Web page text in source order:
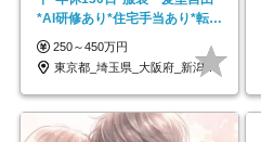
*AI研修あり*住宅手当あり*転勤
なし
250～450万円
東京都_埼玉県_大阪府_新潟県_福岡県